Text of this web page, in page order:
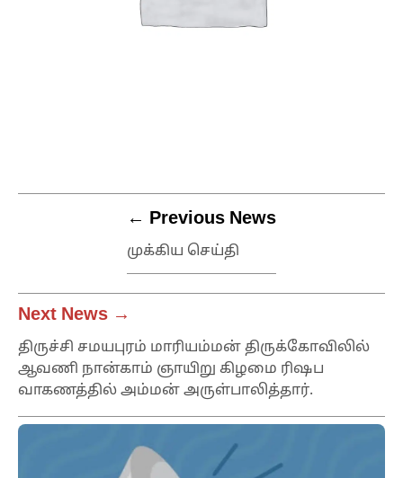
← Previous News
முக்கிய செய்தி
Next News →
திருச்சி சமயபுரம் மாரியம்மன் திருக்கோவிலில்
ஆவணி நான்காம் ஞாயிறு கிழமை ரிஷப
வாகணத்தில் அம்மன் அருள்பாலித்தார்.